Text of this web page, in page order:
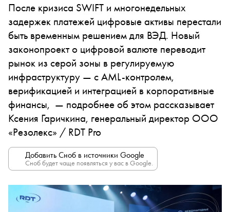
После кризиса SWIFT и многонедельных
задержек платежей цифровые активы перестали
быть временным решением для ВЭД. Новый
законопроект о цифровой валюте переводит
рынок из серой зоны в регулируемую
инфраструктуру — с AML-контролем,
верификацией и интеграцией в корпоративные
финансы, — подробнее об этом рассказывает
Ксения Гаричкина, генеральный директор ООО
«Резолекс» / RDT Pro
Добавить Сноб в источники Google
Сноб будет чаще появляться у вас в Google.